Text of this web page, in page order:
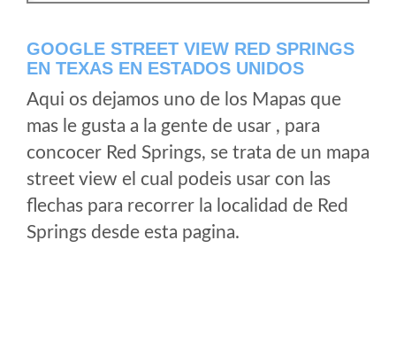
GOOGLE STREET VIEW RED SPRINGS
EN TEXAS EN ESTADOS UNIDOS
Aqui os dejamos uno de los Mapas que
mas le gusta a la gente de usar , para
concocer Red Springs, se trata de un mapa
street view el cual podeis usar con las
flechas para recorrer la localidad de Red
Springs desde esta pagina.